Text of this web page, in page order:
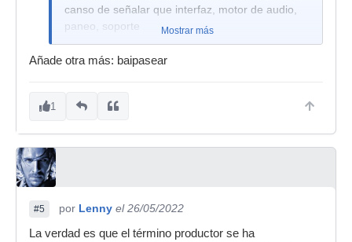
canso de señalar que interfaz, motor de audio,
paneo, soporte
Mostrar más
Añade otra más: baipasear
1
#5 por Lenny el 26/05/2022
La verdad es que el término productor se ha